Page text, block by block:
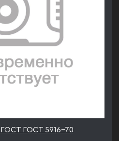
ГОСТ ГОСТ 5916-70